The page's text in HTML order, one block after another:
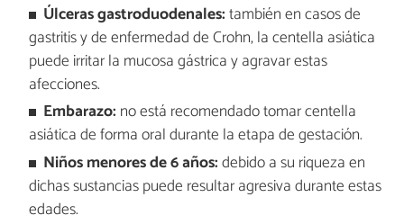
Úlceras gastroduodenales:también en casos de
gastritis y de enfermedad de Crohn, la centella asiática
puede irritar la mucosa gástrica y agravar estas
afecciones.
Embarazo: no está recomendado tomar centella
asiática de forma oral durante la etapa de gestación.
Niños menores de 6 años:debido a su riqueza en
dichas sustancias puede resultar agresiva durante estas
edades.